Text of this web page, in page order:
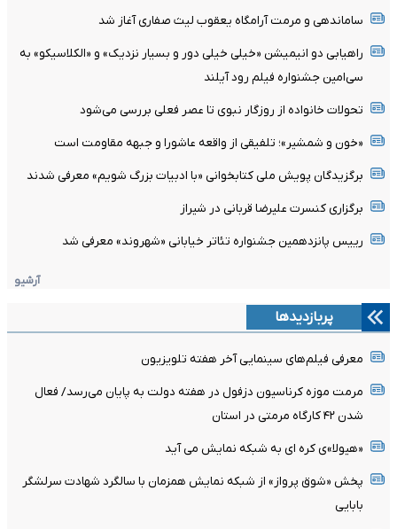
ساماندهی و مرمت آرامگاه یعقوب لیث صفاری آغاز شد
راهیابی دو انیمیشن «خیلی خیلی دور و بسیار نزدیک» و «الکلاسیکو» به
سی‌امین جشنواره فیلم رود آیلند
تحولات خانواده از روزگار نبوی تا عصر فعلی بررسی می‌شود
«خون و شمشیر»؛ تلفیقی از واقعه عاشورا و جبهه مقاومت است
برگزیدگان پویش ملی کتابخوانی «با ادبیات بزرگ شویم» معرفی شدند
برگزاری کنسرت علیرضا قربانی در شیراز
رییس پانزدهمین جشنواره تئاتر خیابانی «شهروند» معرفی شد
آرشیو
پربازدیدها
معرفی فیلم‌های سینمایی آخر هفته تلویزیون
مرمت موزه کرناسیون دزفول در هفته دولت به پایان می‌رسد/ فعال
شدن ۴۲ کارگاه مرمتی در استان
«هیولا»ی کره ای به شبکه نمایش می آید
پخش «شوق پرواز» از شبکه نمایش همزمان با سالگرد شهادت سرلشگر
بابایی